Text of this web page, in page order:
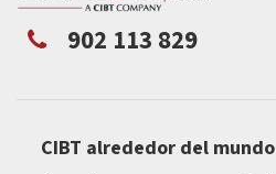
902 113 829
CIBT alrededor del mundo